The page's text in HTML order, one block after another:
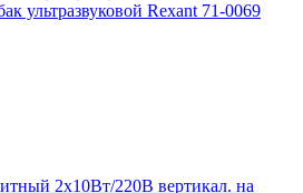
ультразвуковой Rexant 71-0069